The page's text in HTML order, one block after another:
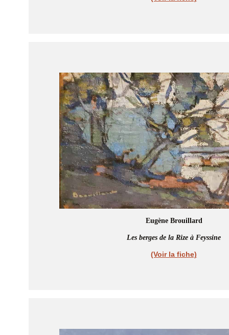
Eugène Brouillard
Les berges de la Rize à Feyssine
(Voir la fiche)